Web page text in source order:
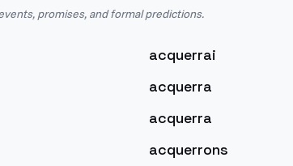
promises, and formal predictions.
acquerrai
acquerra
acquerra
acquerrons